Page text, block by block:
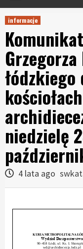
informacje
niedzielę
4 lata ago